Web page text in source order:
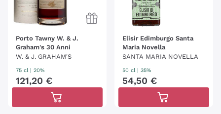
Porto Tawny W. & J.
Graham's 30 Anni
W. & J. GRAHAM'S
75 cl | 20%
121,20 €
Elisir Edimburgo Santa
Maria Novella
SANTA MARIA NOVELLA
50 cl | 35%
54,50 €